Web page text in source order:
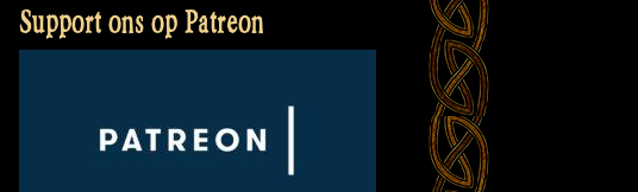
Support ons op Patreon